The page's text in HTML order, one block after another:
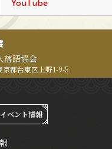
YouTube
落語協会
都台東区上野1-9-5
ベント情報